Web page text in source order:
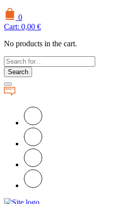
0
Cart: 0,00 €
No products in the cart.
Search